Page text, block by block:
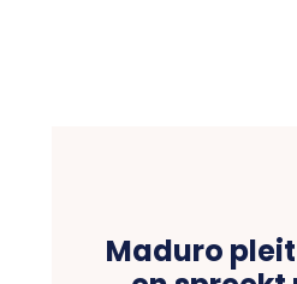
Maduro